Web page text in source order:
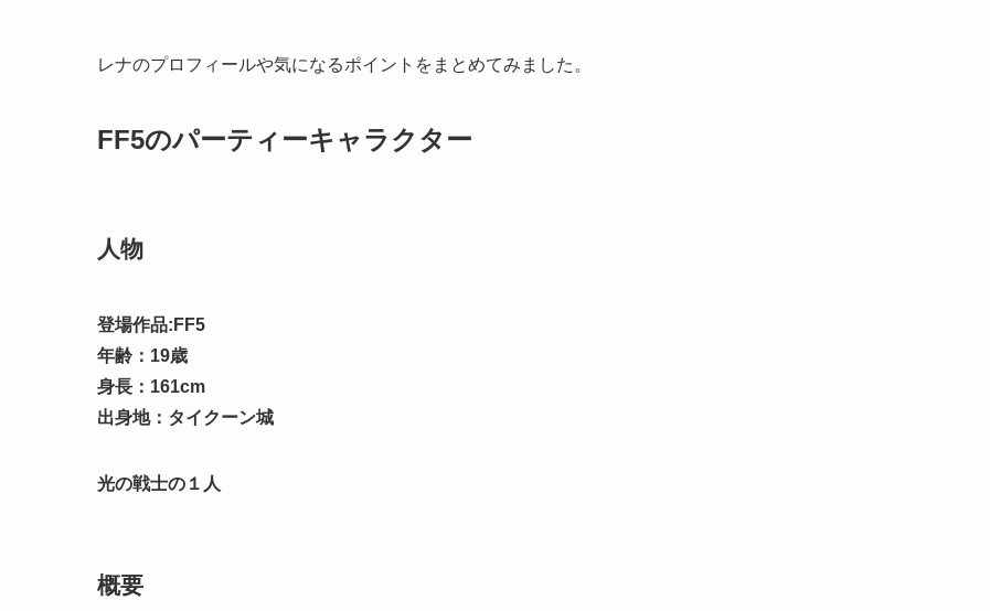
レナのプロフィールや気になるポイントをまとめてみました。
FF5のパーティーキャラクター
人物
登場作品:FF5
年齢：19歳
身長：161cm
出身地：タイクーン城
光の戦士の１人
概要